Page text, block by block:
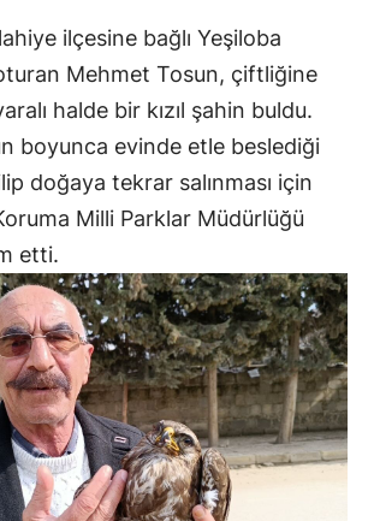
ilçesine bağlı Yeşiloba
Mehmet Tosun, çiftliğine
halde bir kızıl şahin buldu.
boyunca evinde etle beslediği
doğaya tekrar salınması için
Milli Parklar Müdürlüğü
etti.